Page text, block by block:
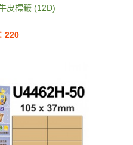
皮標籤 (12D)
220